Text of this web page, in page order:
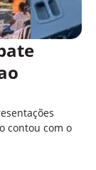
contou com o